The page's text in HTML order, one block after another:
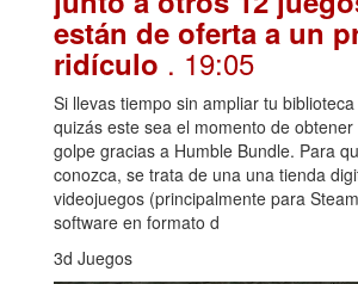
están de oferta a un
ridículo . 19:05
Si llevas tiempo sin ampliar tu
quizás este sea el momento de
golpe gracias a Humble Bundle. Para
conozca, se trata de una una tienda
videojuegos (principalmente para
software en formato d
3d Juegos